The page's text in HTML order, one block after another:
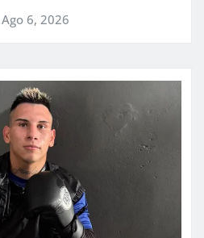
Ago 6, 2026